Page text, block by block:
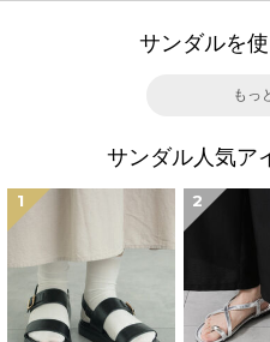
サンダルを
もっ
サンダル人気ア
1 2